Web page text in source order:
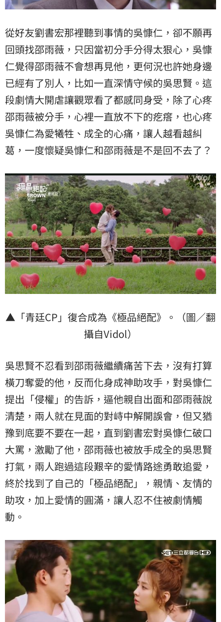
從好友劉書宏那裡聽到事情的吳慷仁，卻不願再
回頭找邵雨薇，只因當初分手分得太狠心，吳慷
仁覺得邵雨薇不會想再見他，更何況也許她身邊
已經有了別人，比如一直深情守候的吳思賢。這
段劇情大開虐讓觀眾看了都感同身受，除了心疼
邵雨薇被分手，心裡一直放不下的疙瘩，也心疼
吳慷仁為愛犧牲、成全的心痛，讓人越看越糾
葛，一度懷疑吳慷仁和邵雨薇是不是回不去了？
▲「青廷CP」復合成為《極品絕配》。（圖／翻
攝自Vidol）
吳思賢不忍看到邵雨薇繼續痛苦下去，沒有打算
橫刀奪愛的他，反而化身成神助攻手，對吳慷仁
提出「侵權」的告訴，逼他親自出面和邵雨薇說
清楚，兩人就在見面的對峙中解開誤會，但又猶
豫到底要不要在一起，直到劉書宏對吳慷仁破口
大罵，激勵了他，邵雨薇也被放手成全的吳思賢
打氣，兩人跑過這段艱辛的愛情路途勇敢追愛，
終於找到了自己的「極品絕配」，親情、友情的
助攻，加上愛情的圓滿，讓人忍不住被劇情觸
動。